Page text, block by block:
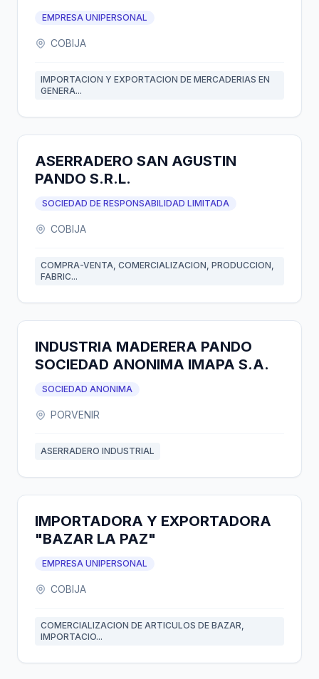
EMPRESA UNIPERSONAL
COBIJA
IMPORTACION Y EXPORTACION DE MERCADERIAS EN
GENERA...
ASERRADERO SAN AGUSTIN
PANDO S.R.L.
SOCIEDAD DE RESPONSABILIDAD LIMITADA
COBIJA
COMPRA-VENTA, COMERCIALIZACION, PRODUCCION,
FABRIC...
INDUSTRIA MADERERA PANDO
SOCIEDAD ANONIMA IMAPA S.A.
SOCIEDAD ANONIMA
PORVENIR
ASERRADERO INDUSTRIAL
IMPORTADORA Y EXPORTADORA
"BAZAR LA PAZ"
EMPRESA UNIPERSONAL
COBIJA
COMERCIALIZACION DE ARTICULOS DE BAZAR,
IMPORTACIO...